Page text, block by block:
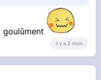
goulûment
il y a 2 mois